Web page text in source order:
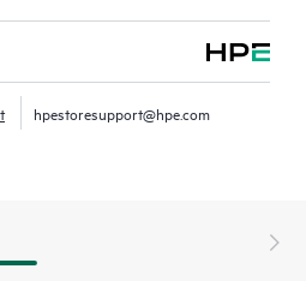
hpestoresupport@hpe.com